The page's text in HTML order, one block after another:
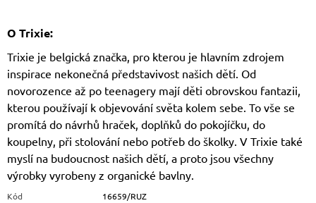
O Trixie:
Trixie je belgická značka, pro kterou je hlavním zdrojem
inspirace nekonečná představivost našich dětí. Od
novorozence až po teenagery mají děti obrovskou fantazii,
kterou používají k objevování světa kolem sebe. To vše se
promítá do návrhů hraček, doplňků do pokojíčku, do
koupelny, při stolování nebo potřeb do školky. V Trixie také
myslí na budoucnost našich dětí, a proto jsou všechny
výrobky vyrobeny z organické bavlny.
Kód
16659/RUZ